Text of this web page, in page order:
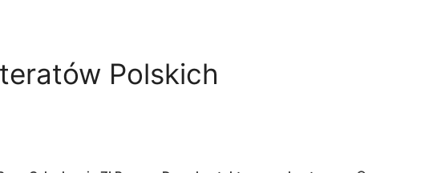
Polskich